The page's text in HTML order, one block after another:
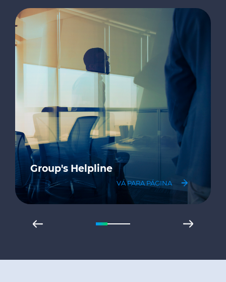
Group's Helpline
VÁ PARA PÁGINA